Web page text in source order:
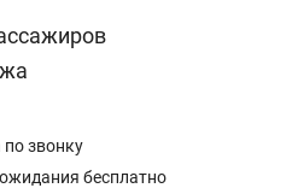
по звонку
бесплатно